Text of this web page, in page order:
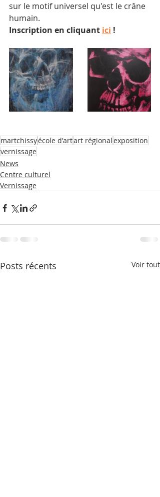
sur le motif universel qu'est le crâne
humain.
Inscription en cliquant ici !
martchissyécole d'artart régionalexposition
vernissage
News
Centre culturel
Vernissage
Posts récents Voir tout